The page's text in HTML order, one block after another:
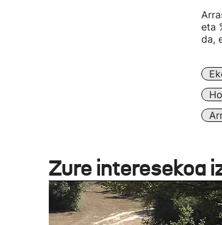
eta
da,
Zure interesekoa